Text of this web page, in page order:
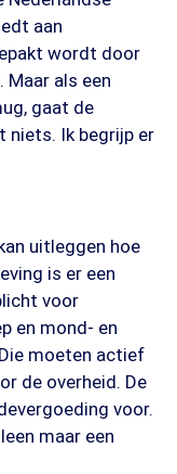
aan
wordt door
als een
gaat de
niets. Ik begrijp er
uitleggen hoe
is er een
voor
en mond- en
moeten actief
de overheid. De
voor.
maar een